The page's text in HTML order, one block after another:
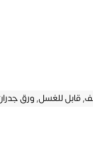
,قابل للغسل, ورق